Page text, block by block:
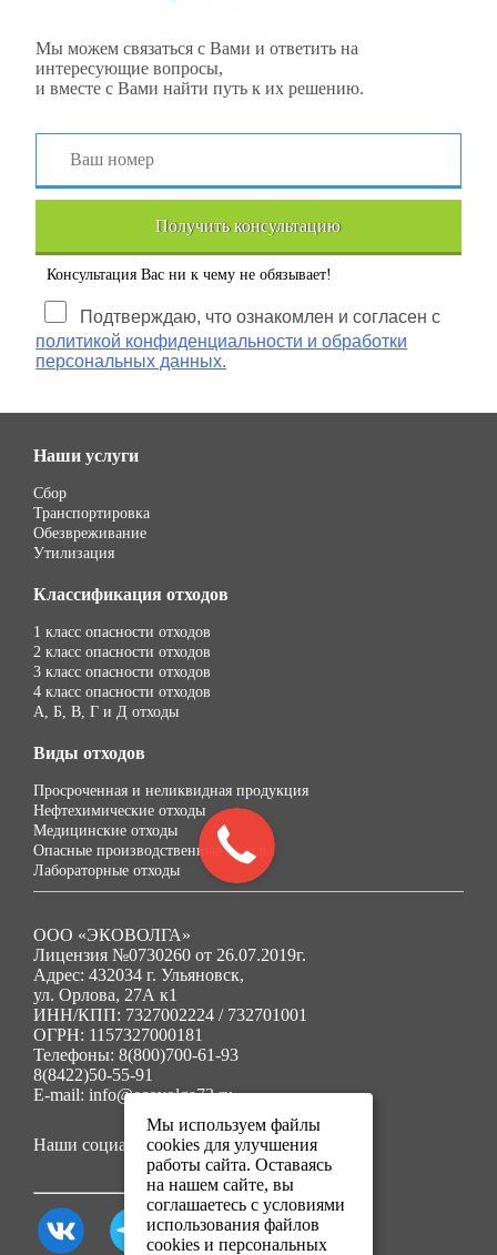
Мы можем связаться с Вами и ответить на
интересующие вопросы,
и вместе с Вами найти путь к их решению.
Получить консультацию
Консультация Вас ни к чему не обязывает!
Подтверждаю, что ознакомлен и согласен с
политикой конфиденциальности и обработки
персональных данных.
Наши услуги
Сбор
Транспортировка
Обезвреживание
Утилизация
Классификация отходов
1 класс опасности отходов
2 класс опасности отходов
3 класс опасности отходов
4 класс опасности отходов
А, Б, В, Г и Д отходы
Виды отходов
Просроченная и неликвидная продукция
Нефтехимические отходы
Медицинские отходы
Опасные производственные отходы
Лабораторные отходы
ООО «ЭКОВОЛГА»
Лицензия №0730260 от 26.07.2019г.
Адрес: 432034 г. Ульяновск,
ул. Орлова, 27А к1
ИНН/КПП: 7327002224 / 732701001
ОГРН: 1157327000181
Телефоны: 8(800)700-61-93
8(8422)50-55-91
E-mail: info@ecovolga73.ru
Наши социальные сети:
Мы используем файлы
cookies для улучшения
работы сайта. Оставаясь
на нашем сайте, вы
соглашаетесь с условиями
использования файлов
cookies и персональных